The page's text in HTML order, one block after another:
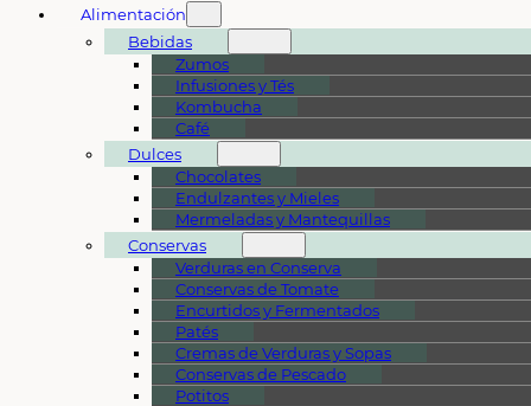
Alimentación
Bebidas
Zumos
Infusiones y Tés
Kombucha
Café
Dulces
Chocolates
Endulzantes y Mieles
Mermeladas y Mantequillas
Conservas
Verduras en Conserva
Conservas de Tomate
Encurtidos y Fermentados
Patés
Cremas de Verduras y Sopas
Conservas de Pescado
Potitos